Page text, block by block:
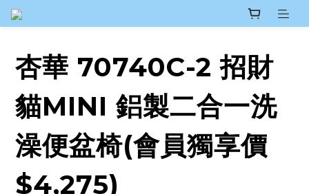
杏華 70740C-2 招財
貓MINI 鋁製二合一洗
澡便盆椅(會員獨享價
$4,275)